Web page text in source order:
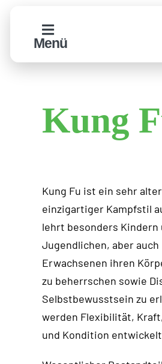
springenMenü
Kung
Kung Fu ist ein sehr
einzigartiger Kampfstil
lehrt besonders Kindern
Jugendlichen, aber auch
Erwachsenen ihren
zu beherrschen sowie
Selbstbewusstsein zu
werden Flexibilität,
und Kondition